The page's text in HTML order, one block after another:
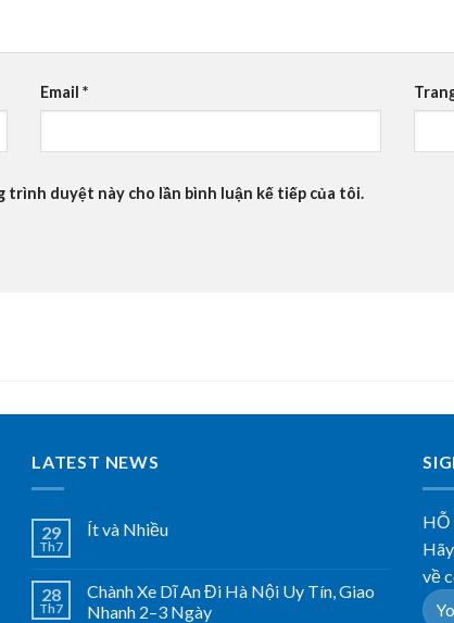
Email*
trình duyệt này cho lần bình luận kế tiếp của tôi.
LATEST NEWS
29
Th7
Ít và Nhiều
28
Th7
Chành Xe Dĩ An Đi Hà Nội Uy Tín, Giao
Nhanh 2–3 Ngày
HỖ
về